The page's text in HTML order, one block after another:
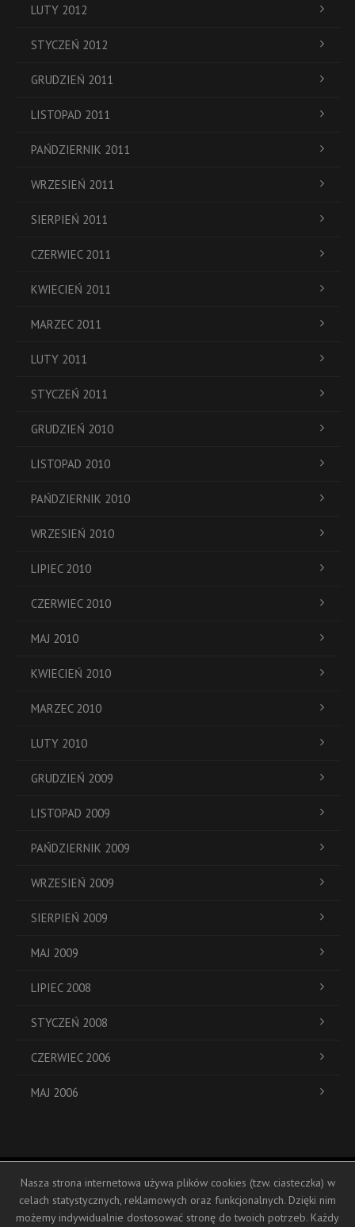
LUTY 2012
STYCZEŃ 2012
GRUDZIEŃ 2011
LISTOPAD 2011
PAŃDZIERNIK 2011
WRZESIEŃ 2011
SIERPIEŃ 2011
CZERWIEC 2011
KWIECIEŃ 2011
MARZEC 2011
LUTY 2011
STYCZEŃ 2011
GRUDZIEŃ 2010
LISTOPAD 2010
PAŃDZIERNIK 2010
WRZESIEŃ 2010
LIPIEC 2010
CZERWIEC 2010
MAJ 2010
KWIECIEŃ 2010
MARZEC 2010
LUTY 2010
GRUDZIEŃ 2009
LISTOPAD 2009
PAŃDZIERNIK 2009
WRZESIEŃ 2009
SIERPIEŃ 2009
MAJ 2009
LIPIEC 2008
STYCZEŃ 2008
CZERWIEC 2006
MAJ 2006
ul. Dukatów 19a
+48 793 104 388
Nasza strona internetowa używa plików cookies (tzw. ciasteczka) w
celach statystycznych, reklamowych oraz funkcjonalnych. Dzięki nim
możemy indywidualnie dostosować stronę do twoich potrzeb. Każdy